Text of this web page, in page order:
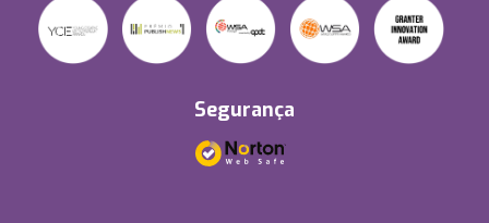
Segurança